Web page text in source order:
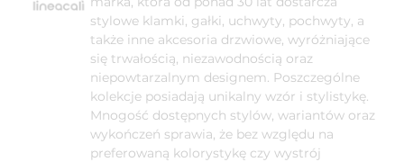
stylowe klamki, gałki, uchwyty, pochwyty, a
także inne akcesoria drzwiowe, wyróżniające
się trwałością, niezawodnością oraz
niepowtarzalnym designem. Poszczególne
kolekcje posiadają unikalny wzór i stylistykę.
Mnogość dostępnych stylów, wariantów oraz
wykończeń sprawia, że bez względu na
preferowaną kolorystykę czy wystrój